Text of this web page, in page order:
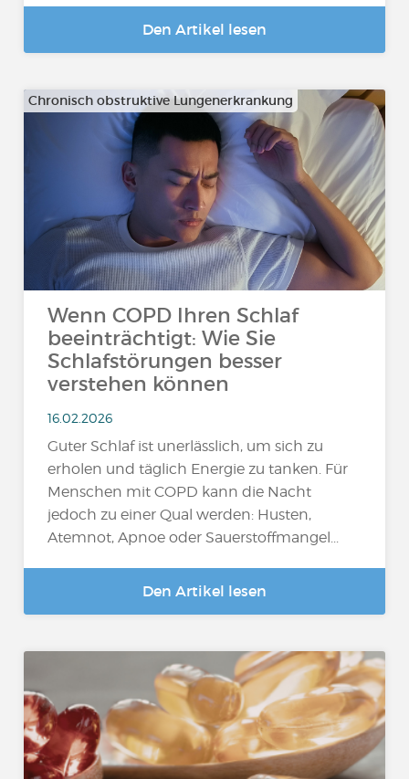
Den Artikel lesen
Chronisch obstruktive Lungenerkrankung
Wenn COPD Ihren Schlaf
beeinträchtigt: Wie Sie
Schlafstörungen besser
verstehen können
16.02.2026
Guter Schlaf ist unerlässlich, um sich zu
erholen und täglich Energie zu tanken. Für
Menschen mit COPD kann die Nacht
jedoch zu einer Qual werden: Husten,
Atemnot, Apnoe oder Sauerstoffmangel...
Den Artikel lesen